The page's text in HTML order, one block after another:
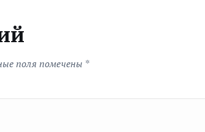
поля помечены *